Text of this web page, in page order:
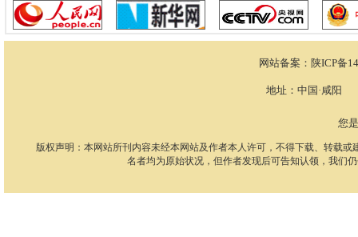
网站备案： 陕ICP备
地址：中国·咸阳
您
版权声明：本网站所刊内容未经本网站及作者本人许可，不得下载、转载
名者均为原始状况，但作者发现后可告知认领，我们